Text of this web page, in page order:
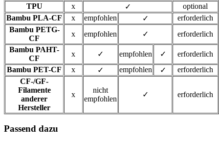
TPU
x ‭✓
optional
Bambu PLA-CF
x empfohlen ‭✓
erforderlich
Bambu PETG-
CF
x empfohlen ‭✓
erforderlich
Bambu PAHT-
CF
x ‭✓ empfohlen ‭✓
erforderlich
Bambu PET-CF
x ‭✓ empfohlen ‭✓
erforderlich
CF-/GF-
Filamente
anderer
Hersteller
x
nicht
empfohlen
‭✓ erforderlich
Passend dazu